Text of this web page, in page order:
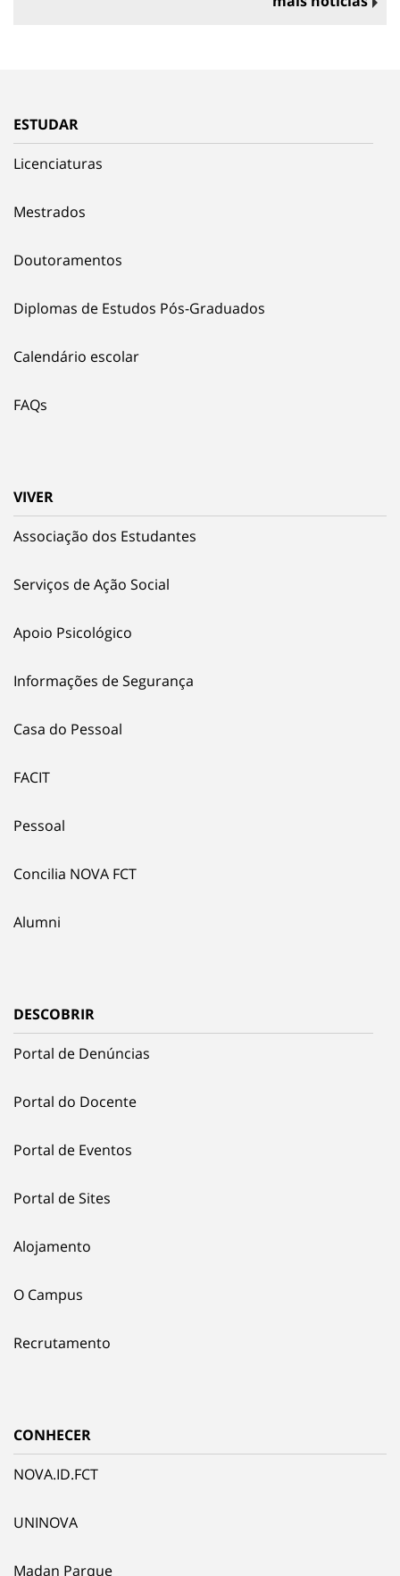
ESTUDAR
Licenciaturas
Mestrados
Doutoramentos
Diplomas de Estudos Pós-Graduados
Calendário escolar
FAQs
VIVER
Associação dos Estudantes
Serviços de Ação Social
Apoio Psicológico
Informações de Segurança
Casa do Pessoal
FACIT
Pessoal
Concilia NOVA FCT
Alumni
DESCOBRIR
Portal de Denúncias
Portal do Docente
Portal de Eventos
Portal de Sites
Alojamento
O Campus
Recrutamento
CONHECER
NOVA.ID.FCT
UNINOVA
Madan Parque